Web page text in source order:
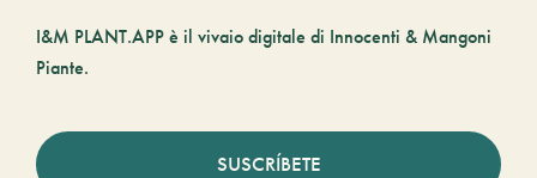
I&M PLANT.APP è il vivaio digitale di Innocenti & Mangoni
Piante.
SUSCRÍBETE